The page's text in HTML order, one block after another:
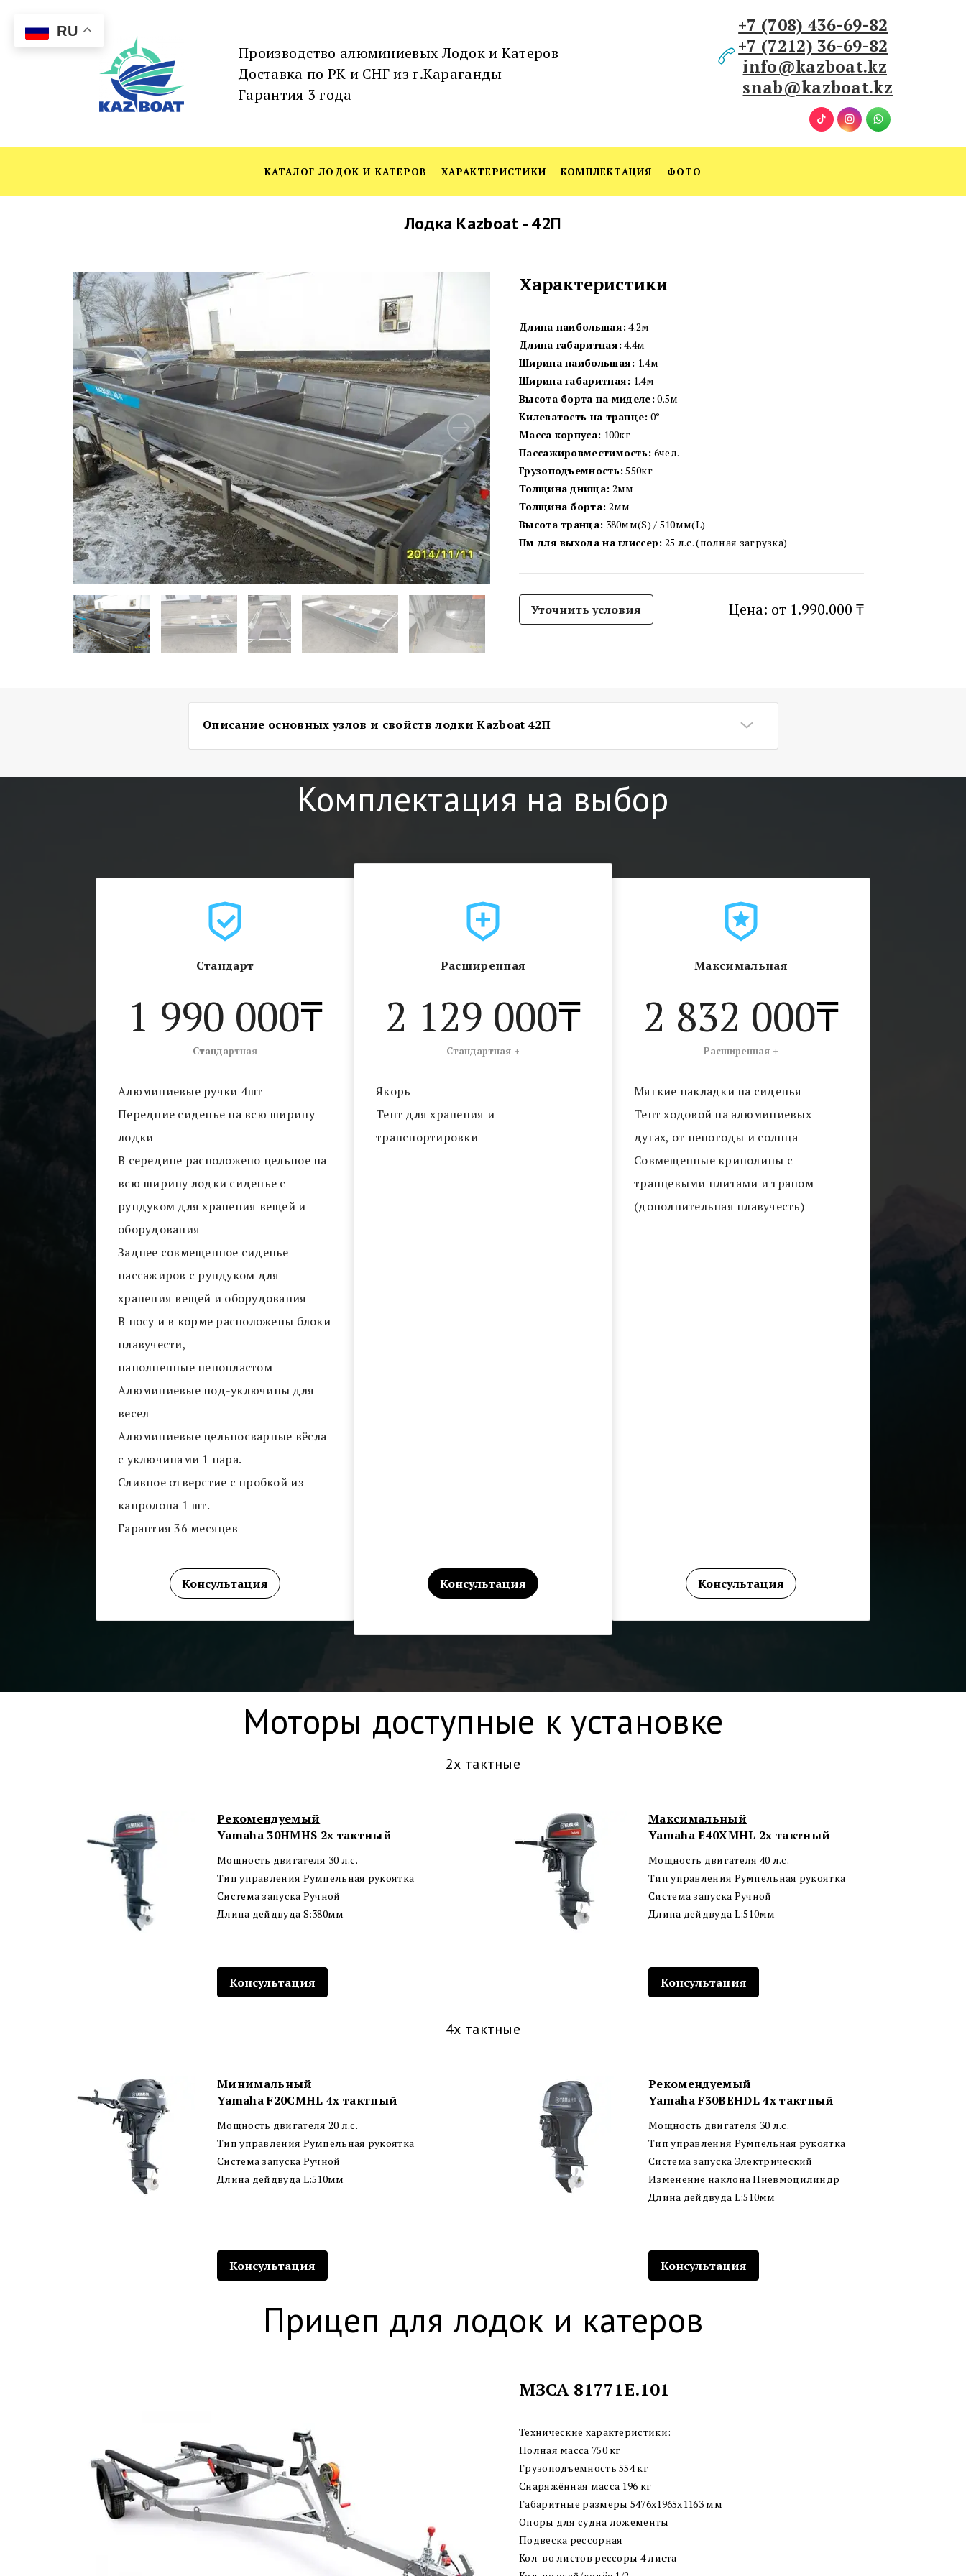
Производство алюминиевых Лодок и Катеров
Доставка по РК и СНГ из г.Караганды
Гарантия 3 года
+7 (708) 436-69-82
+7 (7212) 36-69-82
info@kazboat.kz
snab@kazboat.kz
КАТАЛОГ ЛОДОК И КАТЕРОВ ХАРАКТЕРИСТИКИ КОМПЛЕКТАЦИЯ ФОТО
Лодка Kazboat - 42П
Характеристики
Длина наибольшая: 4.2м
Длина габаритная: 4.4м
Ширина наибольшая: 1.4м
Ширина габаритная: 1.4м
Высота борта на миделе: 0.5м
Килеватость на транце: 0°
Масса корпуса: 100кг
Пассажировместимость: 6чел.
Грузоподъемность: 550кг
Толщина днища: 2мм
Толщина борта: 2мм
Высота транца: 380мм(S) / 510мм(L)
Пм для выхода на глиссер: 25 л.с. (полная загрузка)
Уточнить условия Цена: от 1.990.000 ₸
Описание основных узлов и свойств лодки Kazboat 42П
выполнен из высокопрочного коррозийно-стойкого свариваемого алюминиево-магниевого сплава по
ГОСТ 4784, соединения электра –дуговой сваркой в среде инертных газов.. Швы ниже ватерлинии и
транца проварены двойным швом с внутренней и внешней стороны. Днище лодки выполнено из
Соединительные швы днища с бортом закрыты скуловой накладкой. Кокпит лодки оборудован тремя
банками –сидениями наполненными пенопластом, так же в корме лодки установлены
дополнительные два бака плавучести, которые обеспечивают плавучесть лодки, при любой пробоине
полностью залитой водой, при полной загрузке, в соответствии с ГОСТ 19105 – 79 и ГОСТ 19356 – 79.
Усиленный транец, закреплённый стрингерами позволяет устанавливать подвесной лодочный мотор
рымом. Лодка комплектуется цельно - сварными алюминиевыми веслами с уключинами.
Комплектация на выбор
Стандарт
1 990 000₸
Стандартная
Алюминиевые ручки 4шт
Передние сиденье на всю ширину
лодки
В середине расположено цельное на
всю ширину лодки сиденье с
рундуком для хранения вещей и
оборудования
Заднее совмещенное сиденье
пассажиров с рундуком для
хранения вещей и оборудования
В носу и в корме расположены блоки
плавучести,
наполненные пенопластом
Алюминиевые под-уключины для
весел
Алюминиевые цельносварные вёсла
с уключинами 1 пара.
Сливное отверстие с пробкой из
капролона 1 шт.
Гарантия 36 месяцев
Консультация
Расширенная
2 129 000₸
Стандартная +
Якорь
Тент для хранения и
транспортировки
Консультация
Максимальная
2 832 000₸
Расширенная +
Мягкие накладки на сиденья
Тент ходовой на алюминиевых
дугах, от непогоды и солнца
Совмещенные кринолины с
транцевыми плитами и трапом
(дополнительная плавучесть)
Консультация
Моторы доступные к установке
2х тактные
Рекомендуемый
Yamaha 30HMHS 2х тактный
Мощность двигателя 30 л.с.
Тип управления Румпельная рукоятка
Система запуска Ручной
Длина дейдвуда S:380мм
Консультация
Максимальный
Yamaha E40XMHL 2х тактный
Мощность двигателя 40 л.с.
Тип управления Румпельная рукоятка
Система запуска Ручной
Длина дейдвуда L:510мм
Консультация
4х тактные
Минимальный
Yamaha F20CMHL 4х тактный
Мощность двигателя 20 л.с.
Тип управления Румпельная рукоятка
Система запуска Ручной
Длина дейдвуда L:510мм
Консультация
Рекомендуемый
Yamaha F30BEHDL 4х тактный
Мощность двигателя 30 л.с.
Тип управления Румпельная рукоятка
Система запуска Электрический
Изменение наклона Пневмоцилиндр
Длина дейдвуда L:510мм
Консультация
Прицеп для лодок и катеров
МЗСА 81771E.101
Технические характеристики:
Полная масса 750 кг
Грузоподъемность 554 кг
Снаряжённая масса 196 кг
Габаритные размеры 5476x1965x1163 мм
Опоры для судна ложементы
Подвеска рессорная
Кол-во листов рессоры 4 листа
RU